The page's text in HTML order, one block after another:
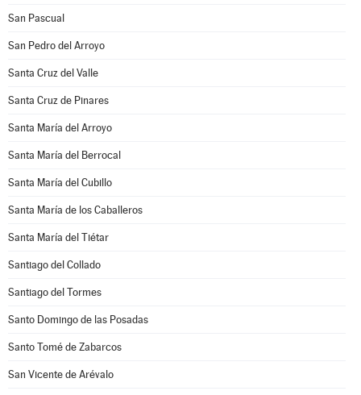
San Pascual
San Pedro del Arroyo
Santa Cruz del Valle
Santa Cruz de Pinares
Santa María del Arroyo
Santa María del Berrocal
Santa María del Cubillo
Santa María de los Caballeros
Santa María del Tiétar
Santiago del Collado
Santiago del Tormes
Santo Domingo de las Posadas
Santo Tomé de Zabarcos
San Vicente de Arévalo